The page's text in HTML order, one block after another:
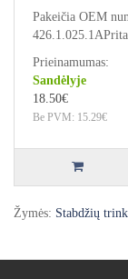
Pakeičia OEM
Prieinamumas:
Sandėlyje
18.50€
Be PVM: 15.29€
Žymės: Stabdžių